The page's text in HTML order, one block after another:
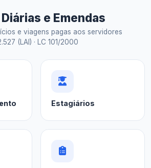
e Emendas
e viagens pagas aos servidores
(LAI) · LC 101/2000
Estagiários